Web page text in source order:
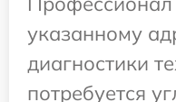
указанному
диагностики
потребуется